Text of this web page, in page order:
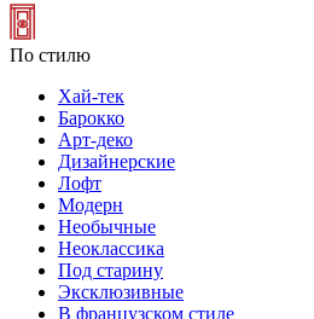
По стилю
Хай-тек
Барокко
Арт-деко
Дизайнерские
Лофт
Модерн
Необычные
Неоклассика
Под старину
Эксклюзивные
В французском стиле